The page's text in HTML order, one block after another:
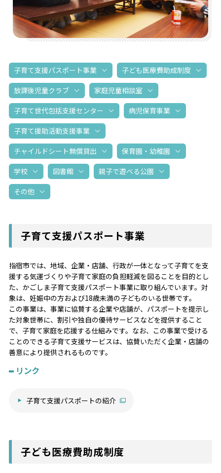
子育て支援パスポート事業 子ども医療費助成制度
放課後児童クラブ 家庭児童相談室
子育て世代包括支援センター 病児保育事業
子育て援助活動支援事業
チャイルドシート無償貸出 保育園・幼稚園
学校 図書館 親子で遊べる公園
その他
子育て支援パスポート事業
指宿市では、地域、企業・店舗、行政が一体となって子育てを支
援する気運づくりや子育て家庭の負担軽減を図ることを目的とし
た、かごしま子育て支援パスポート事業に取り組んでいます。対
象は、妊娠中の方および18歳未満の子どものいる世帯です。
この事業は、事業に協賛する企業や店舗が、パスポートを提示し
た対象世帯に、割引や独自の優待サービスなどを提供すること
で、子育て家庭を応援する仕組みです。なお、この事業で受ける
ことのできる子育て支援サービスは、協賛いただく企業・店舗の
善意により提供されるものです。
リンク
子育て支援パスポートの紹介
子ども医療費助成制度